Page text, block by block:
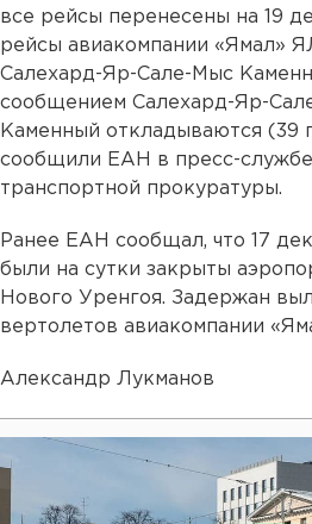
все рейсы перенесены на 19
рейсы авиакомпании «Ямал»
Салехард-Яр-Сале-Мыс
сообщением Салехард-Яр-
Каменный откладываются (39
сообщили ЕАН в пресс-
транспортной прокуратуры.
Ранее ЕАН сообщал, что 17
были на сутки закрыты
Нового Уренгоя. Задержан
вертолетов авиакомпании
Александр Лукманов